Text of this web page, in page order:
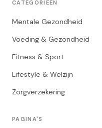
CATEGORIEËN
Mentale Gezondheid
Voeding & Gezondheid
Fitness & Sport
Lifestyle & Welzijn
Zorgverzekering
PAGINA'S